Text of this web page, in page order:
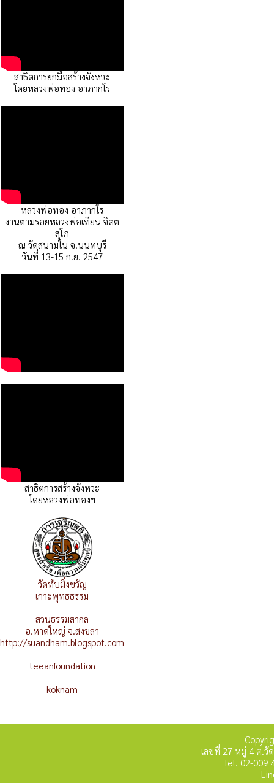
สาธิตการยกมือสร้างจังหวะ
โดยหลวงพ่อทอง อาภากโร
หลวงพ่อทอง อาภากโร
งานตามรอยหลวงพ่อเทียน จิตฺต
สุโภ
ณ วัดสนามใน จ.นนทบุรี
วันที่ 13-15 ก.ย. 2547
สาธิตการสร้างจังหวะ
โดยหลวงพ่อทองฯ
วัดทับมิ่งขวัญ
เกาะพุทธธรรม
สวนธรรมสากล
อ.หาดใหญ่ จ.สงขลา
http://suandham.blogspot.com
teeanfoundation
koknam
เลขที่ 27 หมู่ 4 ต.วั
Tel. 02-009